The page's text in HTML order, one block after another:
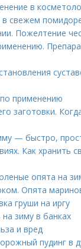
в
свежем
Пожелтение
применению
заготовки.
— быстро,
Как хранить
опята на
Опята
груши на иргу
зиму в банках
и вред
пудинг в